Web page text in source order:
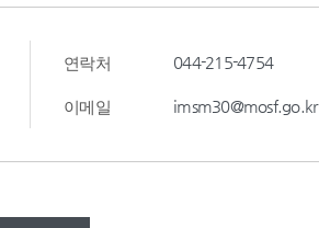
연락처 044-215-4754
이메일 imsm30@mosf.go.kr